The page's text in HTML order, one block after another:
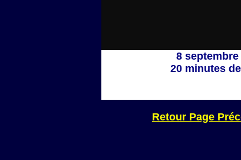
8
20 minutes
Retour Page